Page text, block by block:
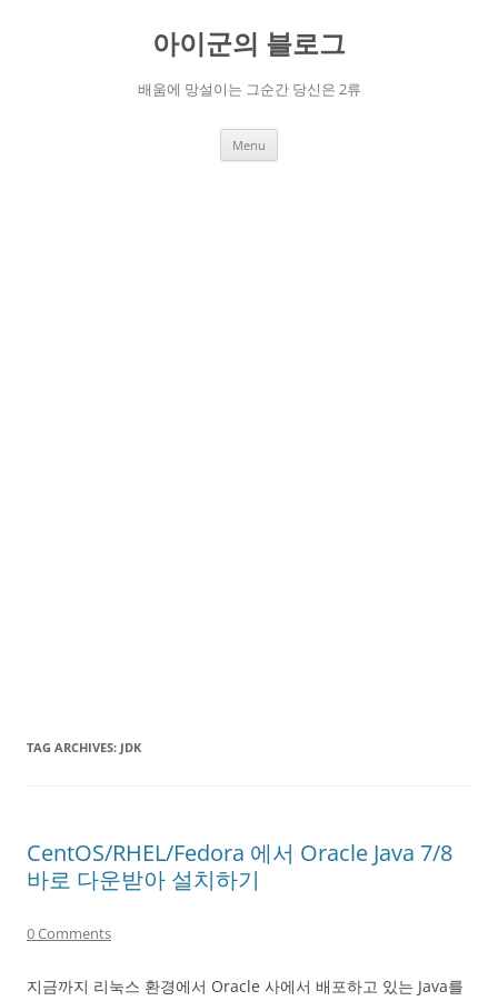
아이군의 블로그
배움에 망설이는 그순간 당신은 2류
Menu
TAG ARCHIVES: JDK
CentOS/RHEL/Fedora 에서 Oracle Java 7/8
바로 다운받아 설치하기
0 Comments
지금까지 리눅스 환경에서 Oracle 사에서 배포하고 있는 Java를